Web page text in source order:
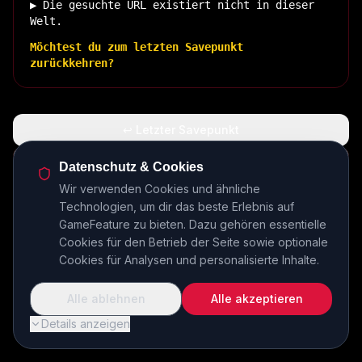
▶ Die gesuchte URL existiert nicht in dieser
Welt.
Möchtest du zum letzten Savepunkt
zurückkehren?
🏠 Zurück zur Basis
INSERT COIN TO CONTINUE...
Datenschutz & Cookies
Wir verwenden Cookies und ähnliche
Technologien, um dir das beste Erlebnis auf
GameFeature zu bieten. Dazu gehören essentielle
Cookies für den Betrieb der Seite sowie optionale
Cookies für Analysen und personalisierte Inhalte.
Details anzeigen
Alle ablehnen Alle akzeptieren